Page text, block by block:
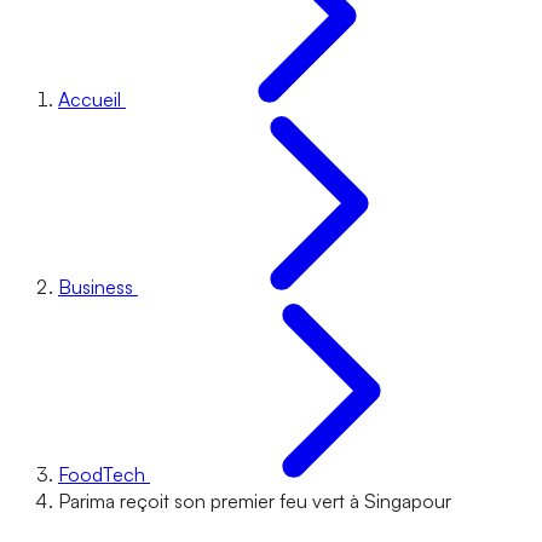
Accueil
Business
FoodTech
Parima reçoit son premier feu vert à Singapour